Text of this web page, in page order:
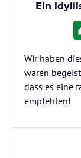
Ein
Wir haben
waren
dass es eine
empfehlen!